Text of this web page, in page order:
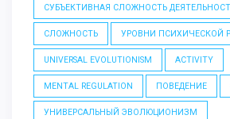
СУБЪЕКТИВНАЯ СЛОЖНОСТЬ
СЛОЖНОСТЬ УРОВНИ ПСИХИЧЕСКОЙ
UNIVERSAL EVOLUTIONISM ACTIVITY
MENTAL REGULATION ПОВЕДЕНИЕ
УНИВЕРСАЛЬНЫЙ ЭВОЛЮЦИОНИЗМ